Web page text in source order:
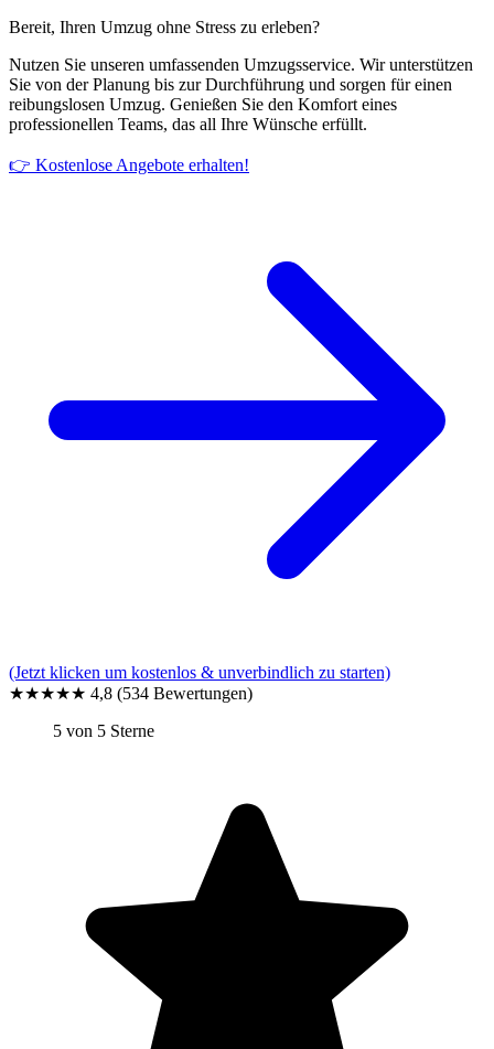
Bereit, Ihren Umzug ohne Stress zu erleben?
Nutzen Sie unseren umfassenden Umzugsservice. Wir unterstützen
Sie von der Planung bis zur Durchführung und sorgen für einen
reibungslosen Umzug. Genießen Sie den Komfort eines
professionellen Teams, das all Ihre Wünsche erfüllt.
👉 Kostenlose Angebote erhalten!
(Jetzt klicken um kostenlos & unverbindlich zu starten)
★★★★★ 4,8 (534 Bewertungen)
5 von 5 Sterne